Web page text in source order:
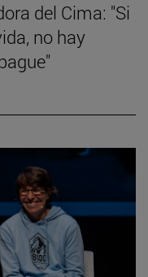
del Cima: "Si
no hay